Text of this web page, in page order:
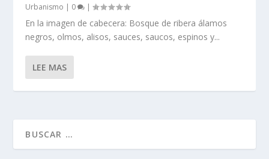
Urbanismo | 0 |
En la imagen de cabecera: Bosque de ribera álamos
negros, olmos, alisos, sauces, saucos, espinos y...
LEE MAS